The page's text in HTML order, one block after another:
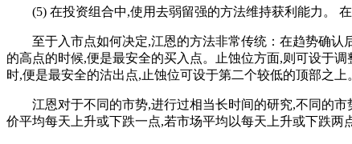
(5) 在投资组合中,使用去弱留强的方法维持获利能力。 在
至于入市点如何决定,江恩的方法非常传统：在趋势确认
的高点的时候,便是最安全的买入点。止蚀位方面,则可设于
时,便是最安全的沽出点,止蚀位可设于第二个较低的顶部之
江恩对于不同的市势,进行过相当长时间的研究,不同的市
价平均每天上升或下跌一点,若市场平均以每天上升或下跌两